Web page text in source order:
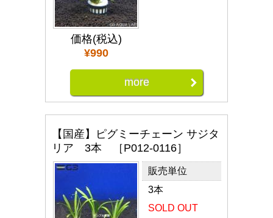
価格(税込)
¥990
more
【国産】ピグミーチェーン サジタ
リア 3本 ［P012-0116］
販売単位
3本
SOLD OUT